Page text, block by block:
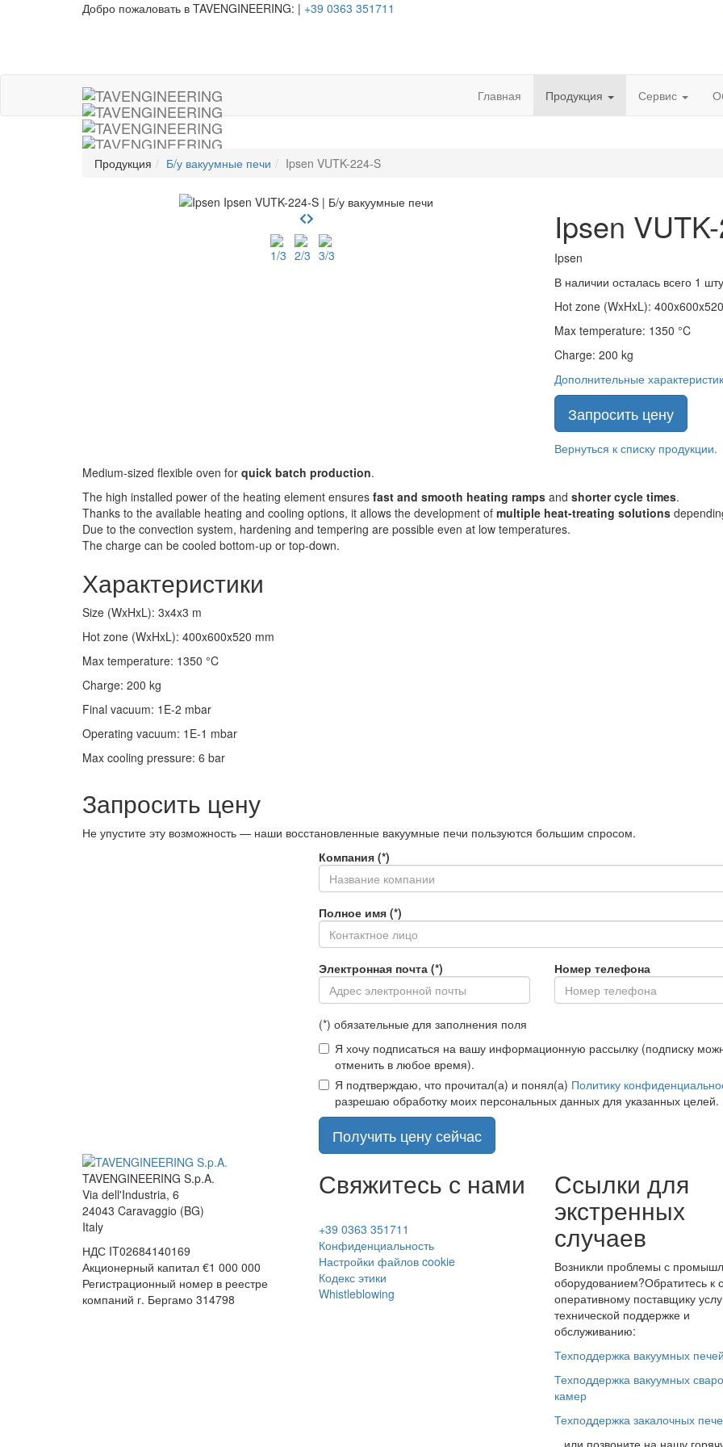
Добро пожаловать в TAVENGINEERING: | +39 0363 351711
Главная
Продукция Сервис
Продукция Б/у вакуумные печи Ipsen VUTK-224-S
Ipsen
Ipsen
В наличии осталась всего 1
Hot zone (WxHxL): 400x600x520
Max temperature: 1350 °C
Charge: 200 kg
Дополнительные
Запросить цену
Вернуться к списку продукции.
Medium-sized flexible oven for quick batch production.
The high installed power of the heating element ensures fast and smooth heating ramps and shorter cycle times.
Thanks to the available heating and cooling options, it allows the development of multiple heat-treating solutions
Due to the convection system, hardening and tempering are possible even at low temperatures.
The charge can be cooled bottom-up or top-down.
Характеристики
Size (WxHxL): 3x4x3 m
Hot zone (WxHxL): 400x600x520 mm
Max temperature: 1350 °C
Charge: 200 kg
Final vacuum: 1E-2 mbar
Operating vacuum: 1E-1 mbar
Max cooling pressure: 6 bar
Запросить цену
Не упустите эту возможность — наши восстановленные вакуумные печи пользуются большим спросом.
Компания (*)
Полное имя (*)
Электронная почта (*) Номер телефона
(*) обязательные для заполнения поля
Я хочу подписаться на вашу информационную рассылку (подписку
отменить в любое время).
Я подтверждаю, что прочитал(а) и понял(а) Политику
разрешаю обработку моих персональных данных для указанных целей.
Получить цену сейчас
TAVENGINEERING S.p.A.
Via dell'Industria, 6
24043 Caravaggio (BG)
Italy
НДС IT02684140169
Акционерный капитал €1 000 000
Регистрационный номер в реестре
компаний г. Бергамо 314798
Свяжитесь с нами
+39 0363 351711
Конфиденциальность
Настройки файлов cookie
Кодекс этики
Whistleblowing
Ссылки для
экстренных
случаев
Возникли проблемы с
оборудованием?Обратитесь к
оперативному поставщику
технической поддержке и
обслуживанию:
Техподдержка вакуумных печей
Техподдержка вакуумных
камер
Техподдержка закалочных